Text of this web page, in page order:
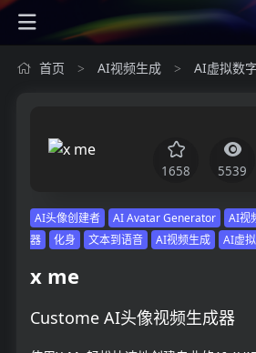
首页 > AI视频生成 > AI虚拟数
1658 5539
AI头像创建者 AI Avatar Generator AI视
器
化身 文本到语音 AI视频生成 AI虚
x me
Custome AI头像视频生成器